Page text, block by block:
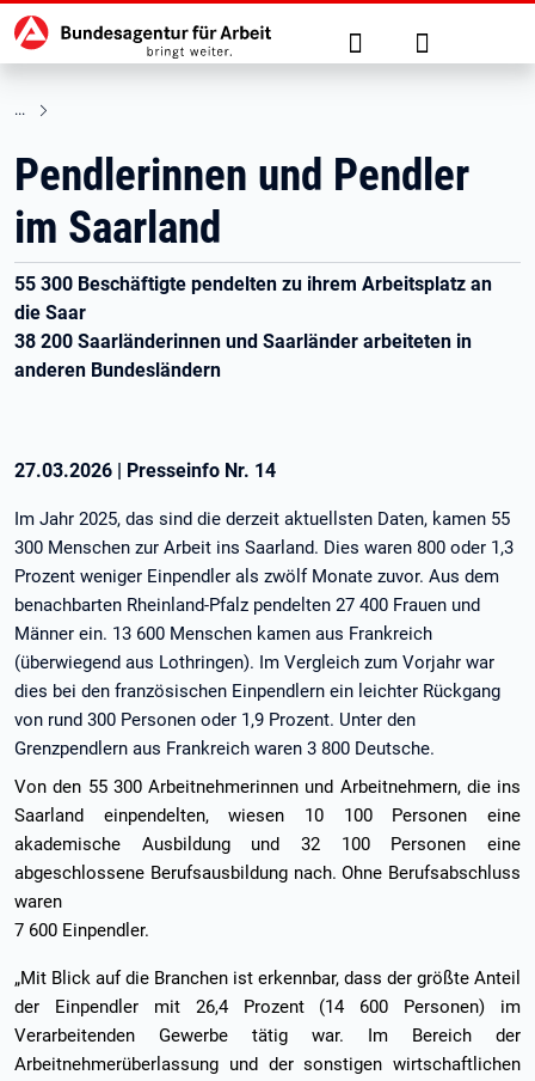
zu den Hauptinhalten springen
Hauptnavigation Suche Anmelden
Pendlerinnen und Pendler
im Saarland
55 300 Beschäftigte pendelten zu ihrem Arbeitsplatz an
die Saar
38 200 Saarländerinnen und Saarländer arbeiteten in
anderen Bundesländern
27.03.2026 | Presseinfo Nr. 14
Im Jahr 2025, das sind die derzeit aktuellsten Daten, kamen 55
300 Menschen zur Arbeit ins Saarland. Dies waren 800 oder 1,3
Prozent weniger Einpendler als zwölf Monate zuvor. Aus dem
benachbarten Rheinland-Pfalz pendelten 27 400 Frauen und
Männer ein. 13 600 Menschen kamen aus Frankreich
(überwiegend aus Lothringen). Im Vergleich zum Vorjahr war
dies bei den französischen Einpendlern ein leichter Rückgang
von rund 300 Personen oder 1,9 Prozent. Unter den
Grenzpendlern aus Frankreich waren 3 800 Deutsche.
Von den 55 300 Arbeitnehmerinnen und Arbeitnehmern, die ins
Saarland einpendelten, wiesen 10 100 Personen eine
akademische Ausbildung und 32 100 Personen eine
abgeschlossene Berufsausbildung nach. Ohne Berufsabschluss
waren
7 600 Einpendler.
„Mit Blick auf die Branchen ist erkennbar, dass der größte Anteil
der Einpendler mit 26,4 Prozent (14 600 Personen) im
Verarbeitenden Gewerbe tätig war. Im Bereich der
Arbeitnehmerüberlassung und der sonstigen wirtschaftlichen